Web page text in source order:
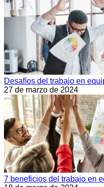
Desafíos del trabajo en
27 de marzo de 2024
7 beneficios del trabajo en